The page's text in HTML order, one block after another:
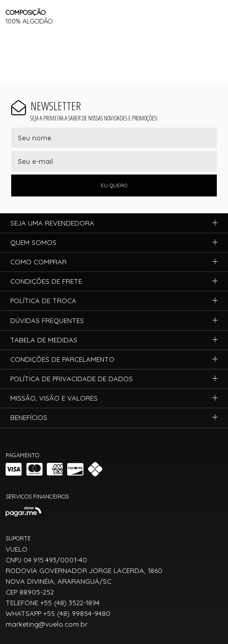
COMPOSIÇÃO:
100% ALGODÃO.
NEWSLETTER
SEJA A PRIMEIRA A SABER DE NOSSAS NOVIDADES E PROMOÇÕES!
EU QUERO
PAGAMENTO
SERVIÇOS FINANCEIROS
SUPORTE
VUELO
CNPJ 04.915.493/0001-40
RODOVIA GOVERNADOR JORGE LACERDA, 1860
NOVA DIVINÉIA, ARARANGUÁ/SC
CEP 88905-252
TELEFONE +55 (48) 3522-1894
WHATSAPP +55 (48) 99854-9480
marketing@vuelo.com.br
SEJA UMA REVENDEDORA
QUEM SOMOS
COMO COMPRAR
CONDIÇÕES DE FRETE
POLÍTICA DE TROCA
DÚVIDAS FREQUENTES
TABELA DE MEDIDAS
CONDIÇÕES DE PARCELAMENTO
POLÍTICA DE PRIVACIDADE DE DADOS
MISSÃO, VISÃO E VALORES
BENEFÍCIOS